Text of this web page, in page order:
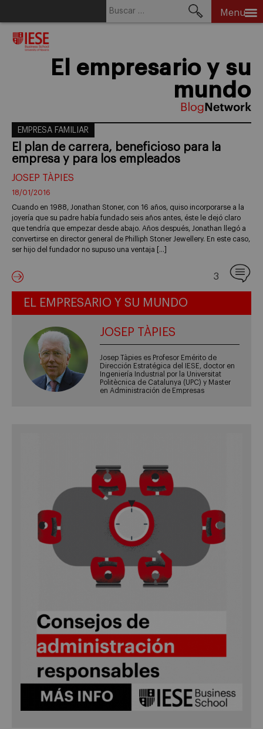
Menu
El empresario y su
mundo
EMPRESA FAMILIAR
El plan de carrera, beneficioso para la
empresa y para los empleados
JOSEP TÀPIES
18/01/2016
Cuando en 1988, Jonathan Stoner, con 16 años, quiso incorporarse a la
joyería que su padre había fundado seis años antes, éste le dejó claro
que tendría que empezar desde abajo. Años después, Jonathan llegó a
convertirse en director general de Philliph Stoner Jewellery. En este caso,
ser hijo del fundador no supuso una ventaja […]
3
EL EMPRESARIO Y SU MUNDO
JOSEP TÀPIES
Josep Tàpies es Profesor Emérito de
Dirección Estratégica del IESE, doctor en
Ingeniería Industrial por la Universitat
Politècnica de Catalunya (UPC) y Master
en Administración de Empresas